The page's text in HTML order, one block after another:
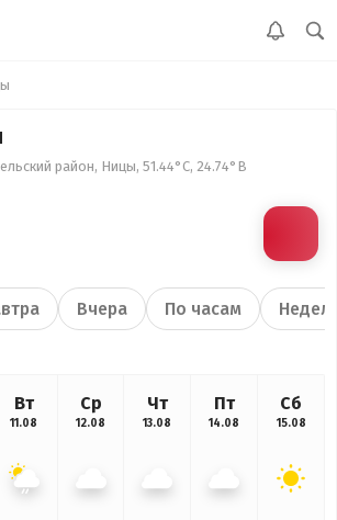
район, Ницы, 51.44°С, 24.74°В
Вчера По часам
Вт
11.08
Ср
12.08
Чт
13.08
Пт
14.08
Сб
15.08